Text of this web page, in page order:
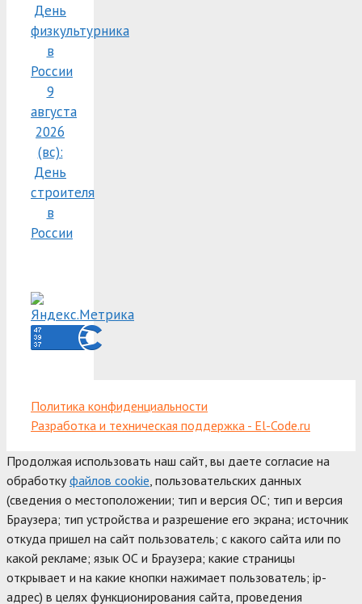
День
физкультурника
в
России
9
августа
2026
(вс):
День
строителя
в
России
Политика конфиденциальности
Разработка и техническая поддержка - El-Code.ru
Продолжая использовать наш сайт, вы даете согласие на
обработкуфайлов cookie , пользовательских данных
(сведения о местоположении; тип и версия ОС; тип и версия
Браузера; тип устройства и разрешение его экрана; источник
откуда пришел на сайт пользователь; с какого сайта или по
какой рекламе; язык ОС и Браузера; какие страницы
открывает и на какие кнопки нажимает пользователь; ip-
адрес) в целях функционирования сайта, проведения